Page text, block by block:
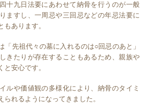
十九日法要にあわせて納骨を行うのが一般
ますし、一周忌や三回忌などの年忌法要に
もあります。
「先祖代々の墓に入れるのは○回忌のあと」
きたりが存在することもあるため、親族や
と安心です。
ルや価値観の多様化により、納骨のタイミ
られるようになってきました。